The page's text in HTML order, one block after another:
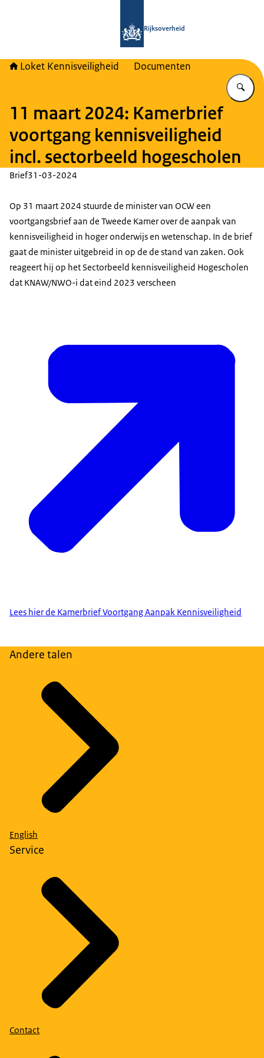
Rijksoverheid
Loket Kennisveiligheid Documenten
11 maart 2024: Kamerbrief
voortgang kennisveiligheid
incl. sectorbeeld hogescholen
Brief31-03-2024
Op 31 maart 2024 stuurde de minister van OCW een
voortgangsbrief aan de Tweede Kamer over de aanpak van
kennisveiligheid in hoger onderwijs en wetenschap. In de brief
gaat de minister uitgebreid in op de de stand van zaken. Ook
reageert hij op het Sectorbeeld kennisveiligheid Hogescholen
dat KNAW/NWO-i dat eind 2023 verscheen
Lees hier de Kamerbrief Voortgang Aanpak Kennisveiligheid
Andere talen
English
Service
Contact